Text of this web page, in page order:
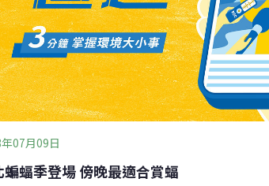
07月09日
蝙蝠季登場 傍晚最適合賞蝠